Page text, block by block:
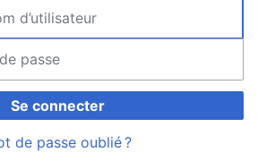
Se connecter
de passe oublié ?